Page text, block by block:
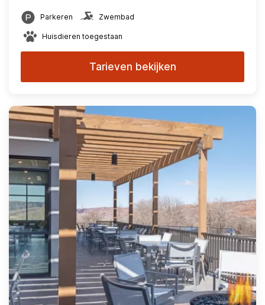
Parkeren Zwembad
Huisdieren toegestaan
Tarieven bekijken